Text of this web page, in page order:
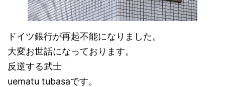
ドイツ銀行が再起不能になりました。
大変お世話になっております。
反逆する武士
uematu tubasaです。